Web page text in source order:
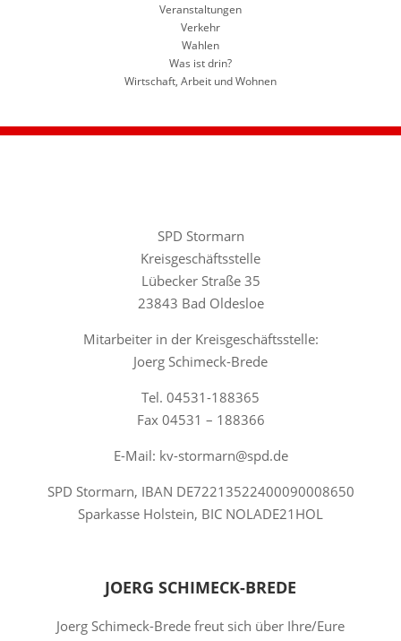
Veranstaltungen
Verkehr
Wahlen
Was ist drin?
Wirtschaft, Arbeit und Wohnen
SPD Stormarn
Kreisgeschäftsstelle
Lübecker Straße 35
23843 Bad Oldesloe
Mitarbeiter in der Kreisgeschäftsstelle:
Joerg Schimeck-Brede
Tel. 04531-188365
Fax 04531 – 188366
E-Mail: kv-stormarn@spd.de
SPD Stormarn, IBAN DE72213522400090008650
Sparkasse Holstein, BIC NOLADE21HOL
JOERG SCHIMECK-BREDE
Joerg Schimeck-Brede freut sich über Ihre/Eure